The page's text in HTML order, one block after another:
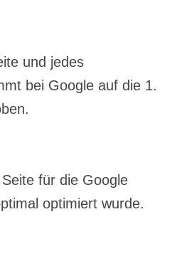
und jedes
bei Google auf die 1.
für die Google
optimiert wurde.